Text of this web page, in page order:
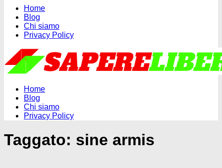
Home
Blog
Chi siamo
Privacy Policy
Home
Blog
Chi siamo
Privacy Policy
Taggato: sine armis